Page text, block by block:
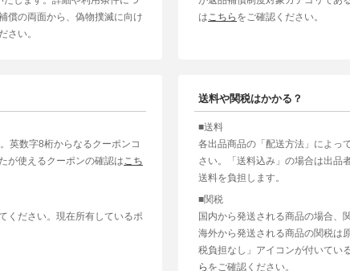
償の両面から、偽物撲滅に向け
さい。
は こちら をご確認ください。
英数字8桁からなるクーポンコ
が使えるクーポンの確認は こち
ください。現在所有しているポ
送料や関税はかかる？
■送料
各出品商品の「配送方法」によっ
さい。「送料込み」の場合は出品
送料を負担します。
■関税
国内から発送される商品の場合、
海外から発送される商品の関税は
税負担なし」アイコンが付いてい
ら をご確認ください。